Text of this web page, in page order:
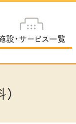
設・サービス一覧
)